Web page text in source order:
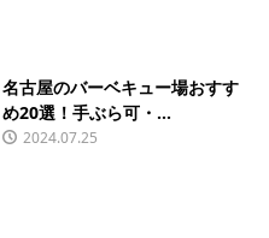
名古屋のバーベキュー場おすす
め20選！手ぶら可・...
2024.07.25